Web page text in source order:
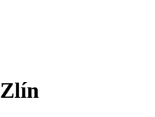
Zlín